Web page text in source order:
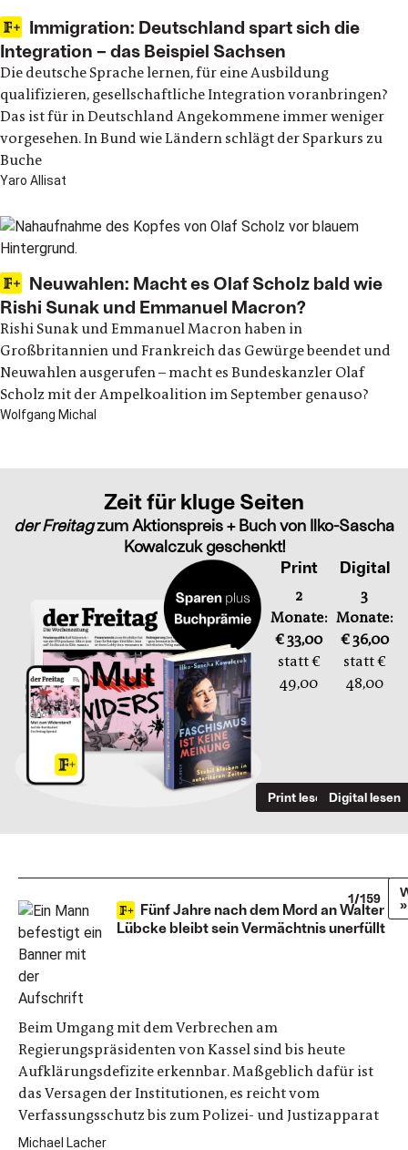
Immigration: Deutschland spart sich die
Integration – das Beispiel Sachsen
Die deutsche Sprache lernen, für eine Ausbildung
qualifizieren, gesellschaftliche Integration voranbringen?
Das ist für in Deutschland Angekommene immer weniger
vorgesehen. In Bund wie Ländern schlägt der Sparkurs zu
Buche
Yaro Allisat
Neuwahlen: Macht es Olaf Scholz bald wie
Rishi Sunak und Emmanuel Macron?
Rishi Sunak und Emmanuel Macron haben in
Großbritannien und Frankreich das Gewürge beendet und
Neuwahlen ausgerufen – macht es Bundeskanzler Olaf
Scholz mit der Ampelkoalition im September genauso?
Wolfgang Michal
Zeit für kluge Seiten
der Freitagzum Aktionspreis + Buch von Ilko-Sascha
Kowalczuk geschenkt!
Print
2
Monate:
€ 33,00
statt €
49,00
Print lesen
Digital
3
Monate:
€ 36,00
statt €
48,00
Digital lesen
Fünf Jahre nach dem Mord an Walter
Lübcke bleibt sein Vermächtnis unerfüllt
Beim Umgang mit dem Verbrechen am
Regierungspräsidenten von Kassel sind bis heute
Aufklärungsdefizite erkennbar. Maßgeblich dafür ist
das Versagen der Institutionen, es reicht vom
Verfassungsschutz bis zum Polizei- und Justizapparat
Michael Lacher
1/159
»